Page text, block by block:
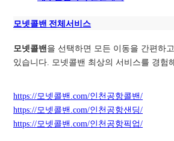
모넷콜밴 전체서비스
모넷콜밴을 선택하면 모든 이동을 간편하
있습니다. 모넷콜밴 최상의 서비스를 경험
https://모넷콜밴.com/인천공항콜밴/
https://모넷콜밴.com/인천공항샌딩/
https://모넷콜밴.com/인천공항픽업/